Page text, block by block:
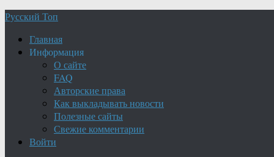
Русский Топ
Главная
Информация
О сайте
FAQ
Авторские права
Как выкладывать новости
Полезные сайты
Свежие комментарии
Войти